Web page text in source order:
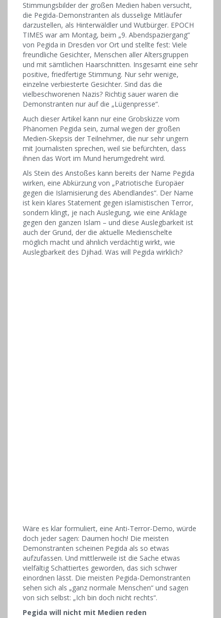
Stimmungsbilder der großen Medien haben versucht,
die Pegida-Demonstranten als dusselige Mitläufer
darzustellen, als Hinterwäldler und Wutbürger. EPOCH
TIMES war am Montag, beim „9. Abendspaziergang“
von Pegida in Dresden vor Ort und stellte fest: Viele
freundliche Gesichter, Menschen aller Altersgruppen
und mit sämtlichen Haarschnitten. Insgesamt eine sehr
positive, friedfertige Stimmung. Nur sehr wenige,
einzelne verbiesterte Gesichter. Sind das die
vielbeschworenen Nazis? Richtig sauer waren die
Demonstranten nur auf die „Lügenpresse“.
Auch dieser Artikel kann nur eine Grobskizze vom
Phänomen Pegida sein, zumal wegen der großen
Medien-Skepsis der Teilnehmer, die nur sehr ungern
mit Journalisten sprechen, weil sie befürchten, dass
ihnen das Wort im Mund herumgedreht wird.
Als Stein des Anstoßes kann bereits der Name Pegida
wirken, eine Abkürzung von „Patriotische Europäer
gegen die Islamisierung des Abendlandes“. Der Name
ist kein klares Statement gegen islamistischen Terror,
sondern klingt, je nach Auslegung, wie eine Anklage
gegen den ganzen Islam – und diese Auslegbarkeit ist
auch der Grund, der die aktuelle Medienschelte
möglich macht und ähnlich verdächtig wirkt, wie
Auslegbarkeit des Djihad. Was will Pegida wirklich?
Wäre es klar formuliert, eine Anti-Terror-Demo, würde
doch jeder sagen: Daumen hoch! Die meisten
Demonstranten scheinen Pegida als so etwas
aufzufassen. Und mittlerweile ist die Sache etwas
vielfältig Schattiertes geworden, das sich schwer
einordnen lässt. Die meisten Pegida-Demonstranten
sehen sich als „ganz normale Menschen“ und sagen
von sich selbst: „Ich bin doch nicht rechts“.
Pegida will nicht mit Medien reden